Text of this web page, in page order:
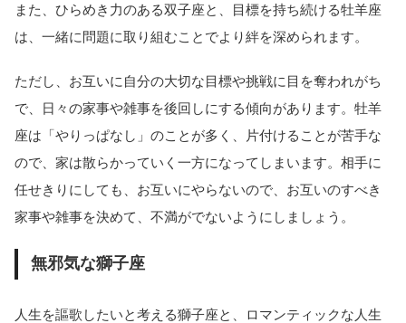
また、ひらめき力のある双子座と、目標を持ち続ける牡羊座
は、一緒に問題に取り組むことでより絆を深められます。
ただし、お互いに自分の大切な目標や挑戦に目を奪われがち
で、日々の家事や雑事を後回しにする傾向があります。牡羊
座は「やりっぱなし」のことが多く、片付けることが苦手な
ので、家は散らかっていく一方になってしまいます。相手に
任せきりにしても、お互いにやらないので、お互いのすべき
家事や雑事を決めて、不満がでないようにしましょう。
無邪気な獅子座
人生を謳歌したいと考える獅子座と、ロマンティックな人生